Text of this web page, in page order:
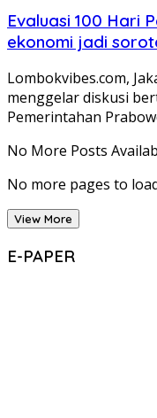
Evaluasi 100 Hari
ekonomi jadi
Lombokvibes.com,
menggelar diskusi
Pemerintahan
No More Posts
No more pages to
View More
E-PAPER